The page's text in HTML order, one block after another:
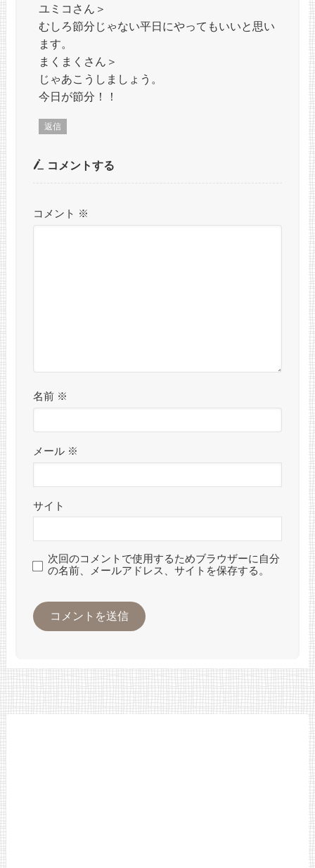
ユミコさん＞
むしろ節分じゃない平日にやってもいいと思い
ます。
まくまくさん＞
じゃあこうしましょう。
今日が節分！！
返信
コメントする
コメント ※
名前 ※
メール ※
サイト
次回のコメントで使用するためブラウザーに自分
の名前、メールアドレス、サイトを保存する。